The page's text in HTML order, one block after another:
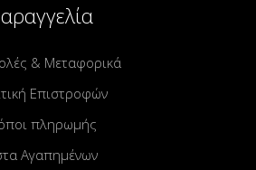
& Μεταφορικά
Επιστροφών
πληρωμής
Αγαπημένων